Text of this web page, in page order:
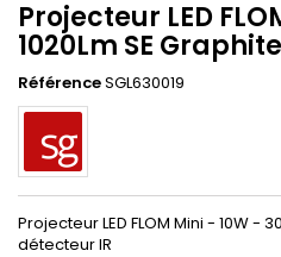
Projecteur LED
1020Lm SE Graphite
RéférenceSGL630019
Projecteur LED FLOM Mini - 10W -
détecteur IR